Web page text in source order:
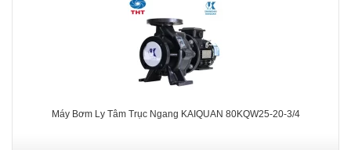
Máy Bơm Ly Tâm Trục Ngang KAIQUAN 80KQW25-20-3/4